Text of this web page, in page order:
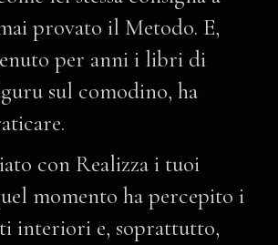
provato il Metodo. E,
per anni i libri di
sul comodino, ha
con Realizza i tuoi
momento ha percepito i
interiori e, soprattutto,